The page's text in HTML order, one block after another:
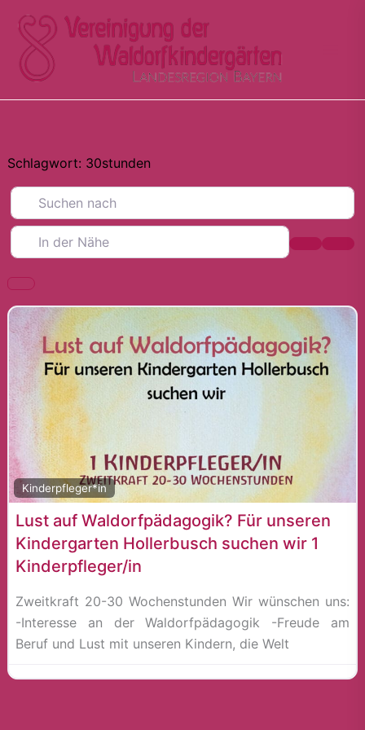
Inhalt
springen
Schlagwort: 30stunden
Suchen nach
In der Nähe
Suchen
Kinderpfleger*in
Lust auf Waldorfpädagogik? Für unseren
Kindergarten Hollerbusch suchen wir 1
Kinderpfleger/in
Zweitkraft 20-30 Wochenstunden Wir wünschen uns:
-Interesse an der Waldorfpädagogik -Freude am
Beruf und Lust mit unseren Kindern, die Welt